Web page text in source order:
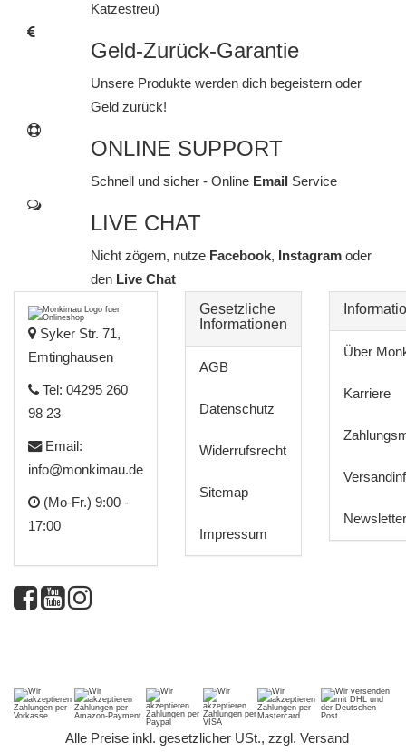
Katzestreu)
Geld-Zurück-Garantie
Unsere Produkte werden dich begeistern oder
Geld zurück!
ONLINE SUPPORT
Schnell und sicher - Online Email Service
LIVE CHAT
Nicht zögern, nutze Facebook, Instagram oder
denLive Chat
Syker Str. 71,
Emtinghausen
Tel: 04295 260
98 23
Email:
info@monkimau.de
(Mo-Fr.) 9:00 -
17:00
Gesetzliche
Informationen
AGB
Datenschutz
Widerrufsrecht
Sitemap
Impressum
Über
Karriere
Newsletter
Alle Preise inkl. gesetzlicher USt., zzgl. Versand